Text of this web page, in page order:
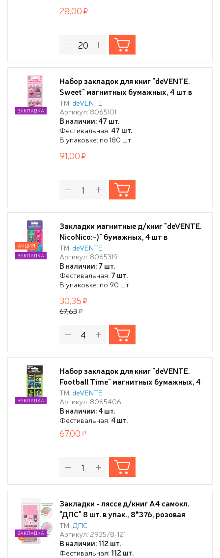
28,00
Набор закладок для книг "deVENTE.
Sweet" магнитных бумажных, 4 шт в
блистерной упаковке, размеры
закладок в сложенном виде 25x56,6мм
ТМ: deVENTE
Артикул: 8065101
В наличии: 47 шт.
Фестивальная: 47 шт.
В упаковке: по 180 шт
ЗАКЛАДКА
91,00
Закладки магнитные д/книг "deVENTE.
NicoNico:-)" бумажных, 4 шт в
блистерной упаковке, размеры
закладок в сложенном виде 25x56,6мм
ТМ: deVENTE
Артикул: 8065319
В наличии: 7 шт.
Фестивальная: 7 шт.
В упаковке: по 90 шт
АКЦИЯ
ЗАКЛАДКА
30,35
67,63
Набор закладок для книг "deVENTE.
Football Time" магнитных бумажных, 4
шт в блистерной упаковке, размеры
закладок в сложенном виде 25x56,6 мм
ТМ: deVENTE
Артикул: 8065406
В наличии: 4 шт.
Фестивальная: 4 шт.
ЗАКЛАДКА
67,00
Закладки - ляссе д/книг А4 самокл.
"ДПС" 8 шт. в упак., 8*376, розовая
волна
ТМ: ДПС
Артикул: 2935/8-121
В наличии: 112 шт.
Фестивальная: 112 шт.
ЗАКЛАДКА